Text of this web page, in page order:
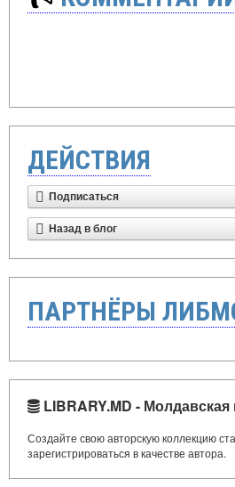
ДЕЙСТВИЯ
Подписаться
Назад в блог
ПАРТНЁРЫ
LIBRARY.MD -
Создайте свою авторскую коллекцию
зарегистрироваться в качестве автора.